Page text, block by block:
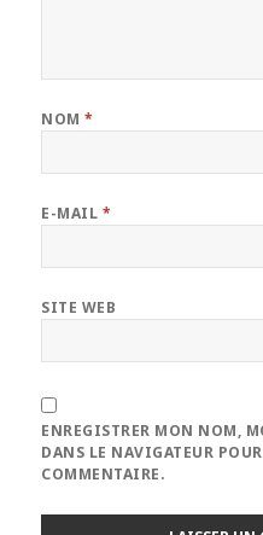
NOM*
E-MAIL *
SITE WEB
ENREGISTRER MON NOM,
DANS LE NAVIGATEUR
COMMENTAIRE.